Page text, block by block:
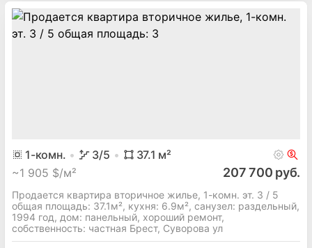
1-комн. 3/5 37.1 м²
~1 905 $/м² 207 700 руб.
Продается квартира вторичное жилье, 1-комн. эт. 3 / 5
общая площадь: 37.1м², кухня: 6.9м², cанузел: раздельный,
1994 год, дом: панельный, хороший ремонт,
собственность: частная Брест, Суворова ул